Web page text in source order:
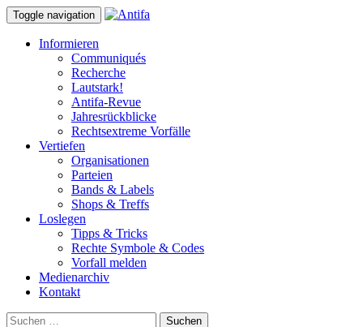
Toggle navigation
Informieren
Communiqués
Recherche
Lautstark!
Antifa-Revue
Jahresrückblicke
Rechtsextreme Vorfälle
Vertiefen
Organisationen
Parteien
Bands & Labels
Shops & Treffs
Loslegen
Tipps & Tricks
Rechte Symbole & Codes
Vorfall melden
Medienarchiv
Kontakt
Suchen